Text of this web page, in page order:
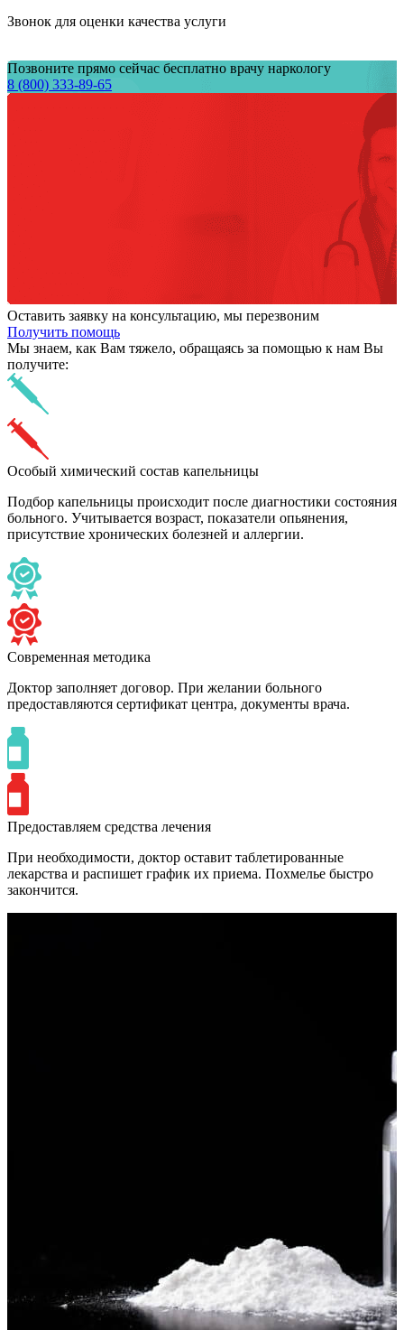
Звонок для оценки качества услуги
Позвоните прямо сейчас бесплатно врачу наркологу
8 (800) 333-89-65
Оставить заявку на консультацию, мы перезвоним
Получить помощь
Мы знаем, как Вам тяжело, обращаясь за помощью к нам Вы
получите:
Особый химический состав капельницы
Подбор капельницы происходит после диагностики состояния
больного. Учитывается возраст, показатели опьянения,
присутствие хронических болезней и аллергии.
Современная методика
Доктор заполняет договор. При желании больного
предоставляются сертификат центра, документы врача.
Предоставляем средства лечения
При необходимости, доктор оставит таблетированные
лекарства и распишет график их приема. Похмелье быстро
закончится.